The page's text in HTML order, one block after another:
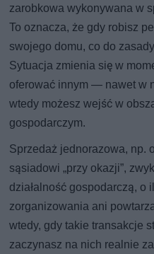
zarobkowa wykonywana w
To oznacza, że gdy robisz
swojego domu, co do
Sytuacja zmienia się w
oferować innym — nawet w
wtedy możesz wejść w
gospodarczym.
Sprzedaż jednorazowa, np.
sąsiadowi „przy okazji”,
działalność gospodarczą, o
zorganizowania ani
wtedy, gdy takie transakcje
zaczynasz na nich realnie